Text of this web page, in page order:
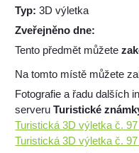
Typ:3D výletka
Zveřejněno dne:
Tento předmět můžete
Na tomto místě můžete
Fotografie a řadu dalších
serveruTuristické
Turistická 3D výletka č.
Turistická 3D výletka č.